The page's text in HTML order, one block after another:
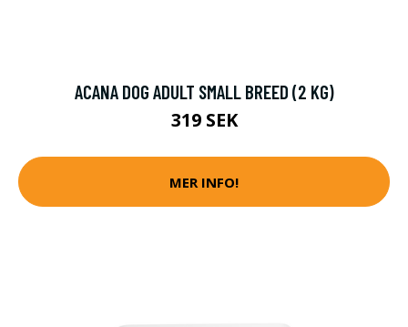
ACANA DOG ADULT SMALL BREED (2 KG)
319 SEK
MER INFO!